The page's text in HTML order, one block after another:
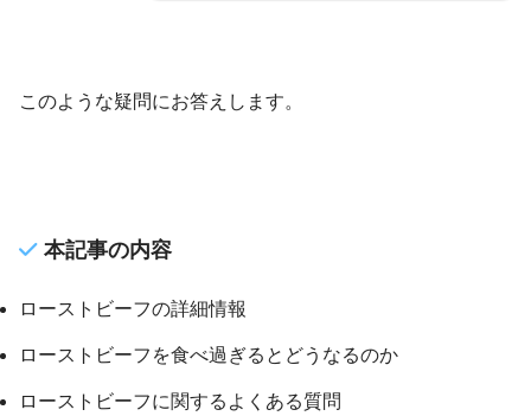
このような疑問にお答えします。
本記事の内容
ローストビーフの詳細情報
ローストビーフを食べ過ぎるとどうなるのか
ローストビーフに関するよくある質問